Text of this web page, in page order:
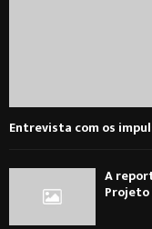
Entrevista com os
A
Projeto